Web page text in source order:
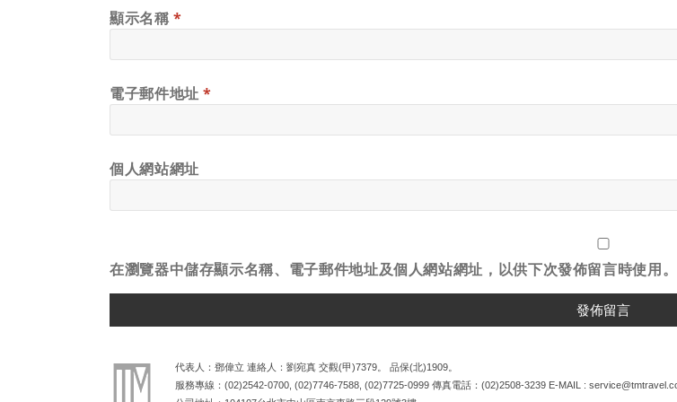
顯示名稱*
電子郵件地址*
個人網站網址
在瀏覽器中儲存顯示名稱、電子郵件地址及個人網站網址，以供下次發佈留言時使用。
代表人：鄧偉立 連絡人：劉宛真 交觀(甲)7379。 品保(北)1909。
服務專線： (02)2542-0700 (02)7746-7588 (02)7725-0999 傳真電話： (02)2508-3239 E-MAIL :